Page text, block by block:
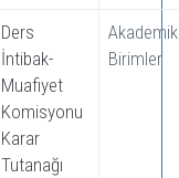
Ders
İntibak-
Muafiyet
Komisyonu
Karar
Tutanağı
Akademik
Birimler